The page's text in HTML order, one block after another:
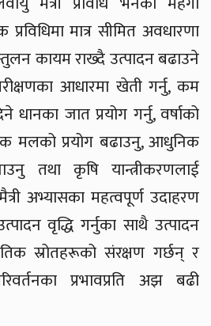
मात्र सीमित अवधारणा
कायम राख्दै उत्पादन बढाउने
आधारमा खेती गर्नु, कम
धानका जात प्रयोग गर्नु, वर्षाको
मलको प्रयोग बढाउनु, आधुनिक
तथा कृषि यान्त्रीकरणलाई
अभ्यासका महत्वपूर्ण उदाहरण
वृद्धि गर्नुका साथै उत्पादन
स्रोतहरूको संरक्षण गर्छन् र
प्रभावप्रति अझ बढी